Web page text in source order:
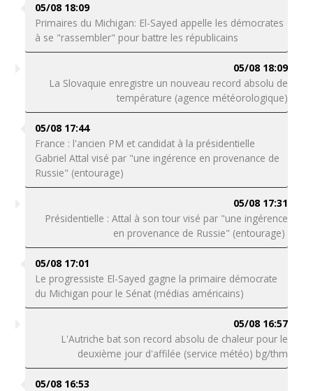
05/08 18:09
Primaires du Michigan: El-Sayed appelle les démocrates
à se "rassembler" pour battre les républicains
05/08 18:09
La Slovaquie enregistre un nouveau record absolu de
température (agence météorologique)
05/08 17:44
France : l'ancien PM et candidat à la présidentielle
Gabriel Attal visé par "une ingérence en provenance de
Russie" (entourage)
05/08 17:31
Présidentielle : Attal à son tour visé par "une ingérence
en provenance de Russie" (entourage)
05/08 17:01
Le progressiste El-Sayed gagne la primaire démocrate
du Michigan pour le Sénat (médias américains)
05/08 16:57
L'Autriche bat son record absolu de chaleur pour le
deuxième jour d'affilée (service météo) bg/thm
05/08 16:53